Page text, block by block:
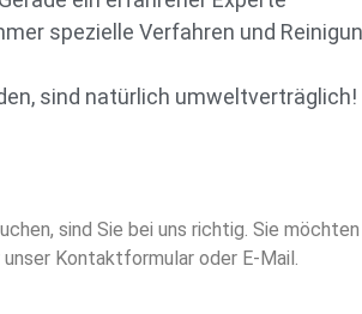
spezielle Verfahren und
sind natürlich umweltverträglich!
sind Sie bei uns richtig. Sie
Kontaktformular oder E-Mail.